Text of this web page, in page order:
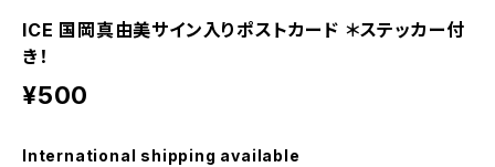
ICE 国岡真由美サイン入りポストカード ＊ステッカー付
き！
¥500
International shipping available